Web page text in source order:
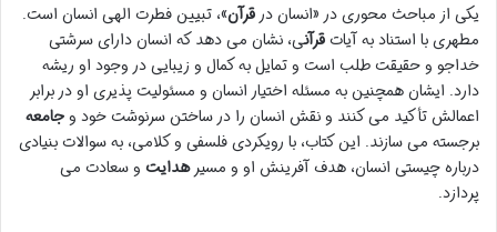
یکی از مباحث محوری در «انسان در قرآن»، تبیین فطرت الهی انسان است.
مطهری با استناد به آیاتقرآنی، نشان می دهد که انسان دارای سرشتی
خداجو و حقیقت طلب است و تمایل به کمال و زیبایی در وجود او ریشه
دارد. ایشان همچنین به مسئله اختیار انسان و مسئولیت پذیری او در برابر
اعمالش تأکید می کنند و نقش انسان را در ساختن سرنوشت خود وجامعه
برجسته می سازند. این کتاب، با رویکردی فلسفی و کلامی، به سوالات بنیادی
درباره چیستی انسان، هدف آفرینش او و مسیرهدایت و سعادت می
پردازد.